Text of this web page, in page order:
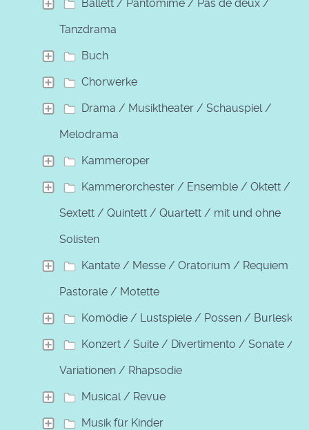
Ballett / Pantomime / Pas de deux /
Tanzdrama
Buch
Chorwerke
Drama / Musiktheater / Schauspiel /
Melodrama
Kammeroper
Kammerorchester / Ensemble / Oktett /
Sextett / Quintett / Quartett / mit und ohne
Solisten
Kantate / Messe / Oratorium / Requiem /
Pastorale / Motette
Komödie / Lustspiele / Possen / Burleske
Konzert / Suite / Divertimento / Sonate /
Variationen / Rhapsodie
Musical / Revue
Musik für Kinder